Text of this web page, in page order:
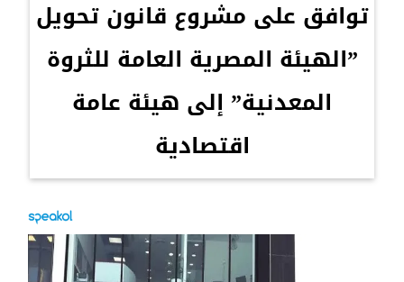
توافق على مشروع قانون تحويل
”الهيئة المصرية العامة للثروة
المعدنية” إلى هيئة عامة
اقتصادية